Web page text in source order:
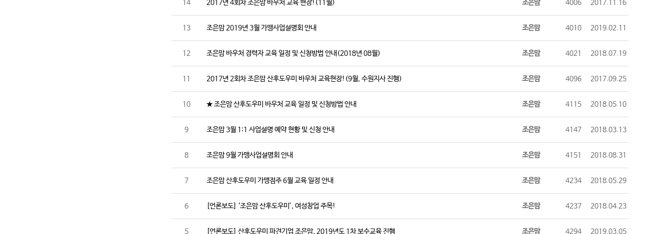
14 2017년 4회차 조은맘 바우처 교육 현장!(11월) 조은맘 4006 2017.11.16
13 조은맘 2019년 3월 가맹사업설명회 안내 조은맘 4010 2019.02.11
12 조은맘 바우처 경력자 교육 일정 및 신청방법 안내(2018년 08월) 조은맘 4021 2018.07.19
11 2017년 2회차 조은맘 산후도우미 바우처 교육현장!(9월, 수원지사 진행) 조은맘 4096 2017.09.25
10 ★ 조은맘 산후도우미 바우처 교육 일정 및 신청방법 안내 조은맘 4115 2018.05.10
9 조은맘 3월 1:1 사업설명 예약 현황 및 신청 안내 조은맘 4147 2018.03.13
8 조은맘 9월 가맹사업설명회 안내 조은맘 4151 2018.08.31
7 조은맘 산후도우미 가맹점주 6월 교육 일정 안내 조은맘 4234 2018.05.29
6 [언론보도] ‘조은맘 산후도우미’, 여성창업 주목! 조은맘 4237 2018.04.23
5 [언론보도] 산후도우미 파견기업 조은맘, 2019년도 1차 보수교육 진행 조은맘 4294 2019.03.05